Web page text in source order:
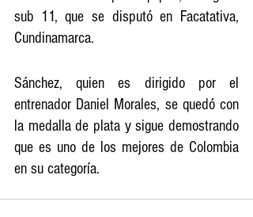
sub 11, que se disputó en Facatativa,
Cundinamarca.
Sánchez, quien es dirigido por el
entrenador Daniel Morales, se quedó con
la medalla de plata y sigue demostrando
que es uno de los mejores de Colombia
en su categoría.